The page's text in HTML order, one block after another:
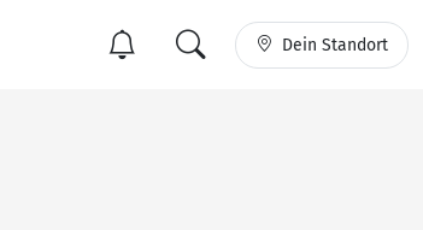
Dein Standort